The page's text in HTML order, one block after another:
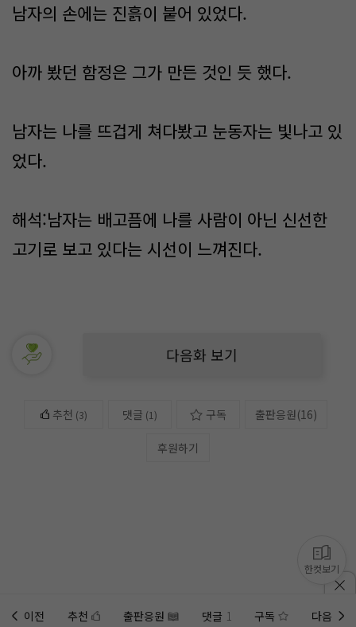
남자의 손에는 진흙이 붙어 있었다.
아까 봤던 함정은 그가 만든 것인 듯 했다.
남자는 나를 뜨겁게 쳐다봤고 눈동자는 빛나고 있
었다.
해석:남자는 배고픔에 나를 사람이 아닌 신선한
고기로 보고 있다는 시선이 느껴진다.
다음화 보기
추천 (3) 댓글 (1) 구독 출판응원(16)
후원하기
이전 추천 출판응원 댓글 1 구독 다음
한컷보기
홈에미노벨 웹추가하기 미노벨 앱설치하기